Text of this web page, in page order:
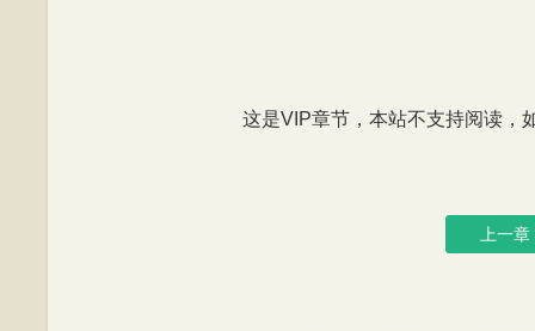
这是VIP章节，本站不支持阅读，
上一章